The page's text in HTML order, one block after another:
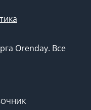
Orenday. Все